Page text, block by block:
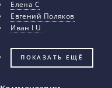
Елена С
Евгений Поляков
Иван I U
ПОКАЗАТЬ ЕЩЁ